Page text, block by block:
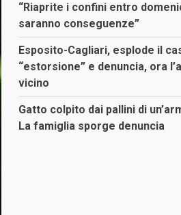
“Riaprite i confini entro
saranno conseguenze”
Esposito-Cagliari, esplode il
“estorsione” e denuncia, ora
vicino
Gatto colpito dai pallini di
La famiglia sporge denuncia